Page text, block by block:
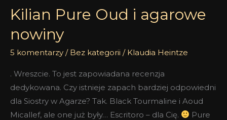
Kilian Pure Oud i agarowe
nowiny
5 komentarzy / Bez kategorii / Klaudia Heintze
. Wreszcie. To jest zapowiadana recenzja
dedykowana. Czy istnieje zapach bardziej odpowiedni
dla Siostry w Agarze? Tak. Black Tourmaline i Aoud
Micallef, ale one już były… Escritoro – dla Cię.
Pure